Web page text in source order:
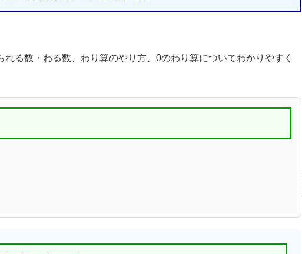
る数・わる数、わり算のやり方、0のわり算についてわかりやすく